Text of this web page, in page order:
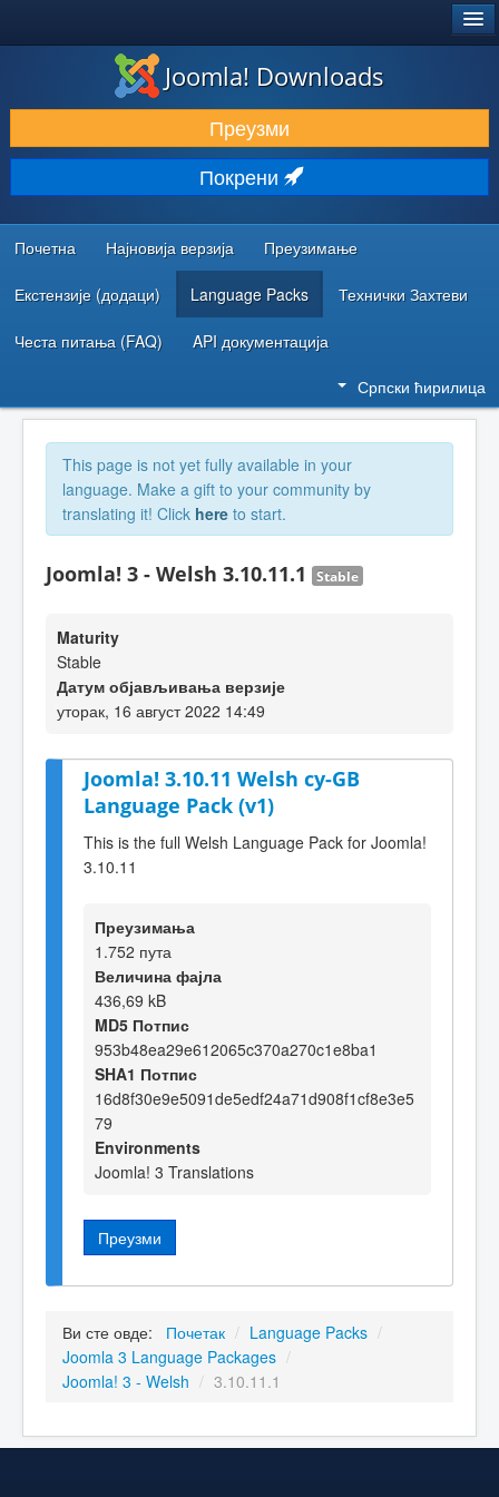
ПРЕУЗИМАЊЕ И ПРОШИРЕЊА (ЕКСТЕНЗИЈЕ)
ОТКРИЈТЕ И НАУЧИТЕ
ЗАЈЕДНИЦА И ПОДРШКА
РЕСУРСИ ЗА РАЗВОЈ
Joomla! Downloads
Преузми
Покрени
Почетна Најновија верзија Преузимање
Екстензије (додаци) Language Packs Технички Захтеви
Честа питања (FAQ) API документација
Српски ћирилица
This page is not yet fully available in your
language. Make a gift to your community by
translating it! Click here to start.
Joomla! 3 - Welsh 3.10.11.1 Stable
Maturity
Stable
Датум објављивања верзије
уторак, 16 август 2022 14:49
Joomla! 3.10.11 Welsh cy-GB
Language Pack (v1)
This is the full Welsh Language Pack for Joomla!
3.10.11
Преузимања
1.752 пута
Величина фајла
436,69 kB
MD5 Потпис
953b48ea29e612065c370a270c1e8ba1
SHA1 Потпис
16d8f30e9e5091de5edf24a71d908f1cf8e3e5
79
Environments
Joomla! 3 Translations
Преузми
Ви сте овде: Почетак / Language Packs /
Joomla 3 Language Packages /
Joomla! 3 - Welsh / 3.10.11.1